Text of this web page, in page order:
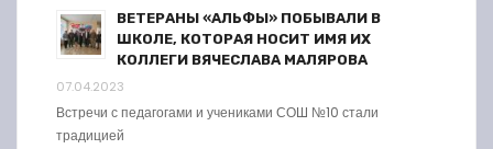
ВЕТЕРАНЫ «АЛЬФЫ» ПОБЫВАЛИ В
ШКОЛЕ, КОТОРАЯ НОСИТ ИМЯ ИХ
КОЛЛЕГИ ВЯЧЕСЛАВА МАЛЯРОВА
07.04.2023
Встречи с педагогами и учениками СОШ №10 стали
традицией